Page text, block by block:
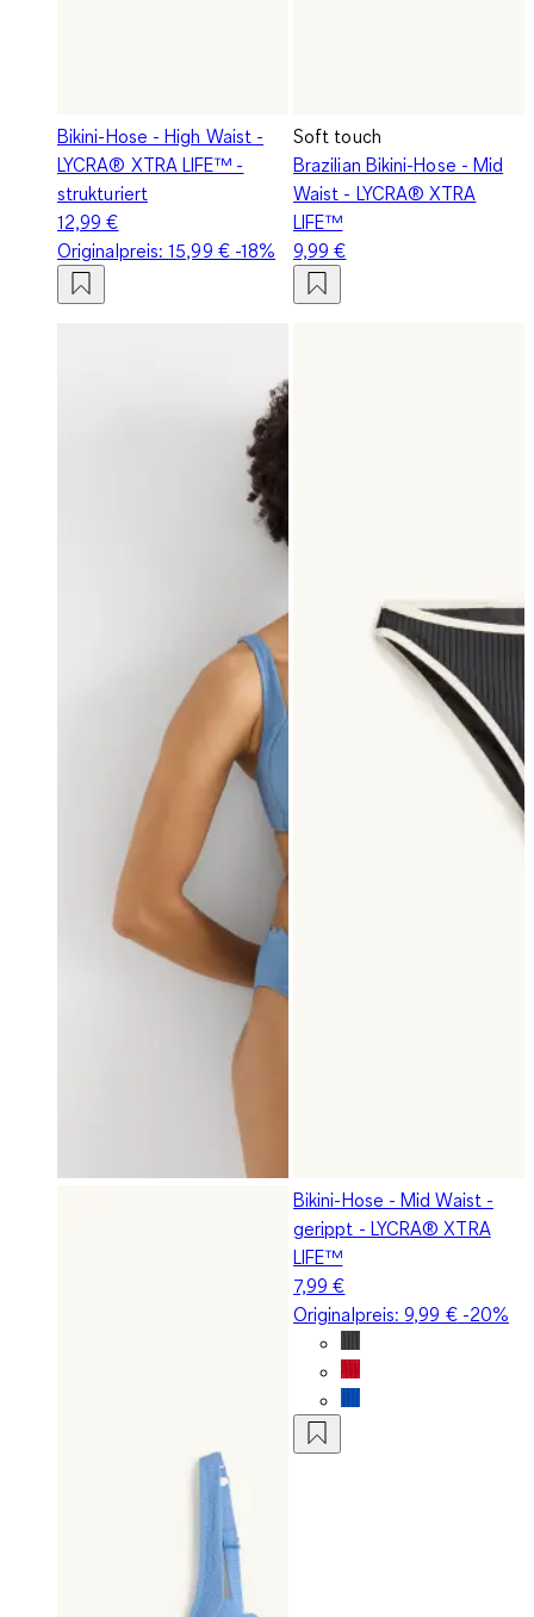
Bikini-Hose - High Waist -
LYCRA® XTRA LIFE™ -
strukturiert
12,99 €
Originalpreis:15,99 €-18%
Soft touch
Brazilian Bikini-Hose - Mid
Waist - LYCRA® XTRA
LIFE™
9,99 €
Bikini-Hose - Mid Waist -
gerippt - LYCRA® XTRA
LIFE™
7,99 €
Originalpreis:9,99 €-20%